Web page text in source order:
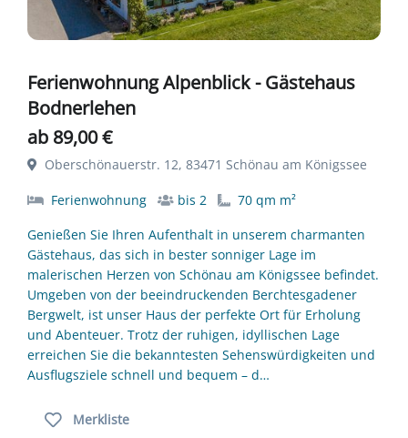
Ferienwohnung Alpenblick - Gästehaus
Bodnerlehen
ab 89,00 €
Oberschönauerstr. 12, 83471 Schönau am Königssee
Ferienwohnung bis 2
70 qm m²
Genießen Sie Ihren Aufenthalt in unserem charmanten
Gästehaus, das sich in bester sonniger Lage im
malerischen Herzen von Schönau am Königssee befindet.
Umgeben von der beeindruckenden Berchtesgadener
Bergwelt, ist unser Haus der perfekte Ort für Erholung
und Abenteuer. Trotz der ruhigen, idyllischen Lage
erreichen Sie die bekanntesten Sehenswürdigkeiten und
Ausflugsziele schnell und bequem – d…
Merkliste